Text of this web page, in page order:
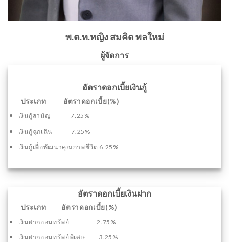
พ.ต.ท.หญิง สมคิด พลใหม่
ผู้จัดการ
อัตราดอกเบี้ยเงินกู้
ประเภท อัตราดอกเบี้ย(%)
เงินกู้สามัญ 7.25%
เงินกู้ฉุกเฉิน 7.25%
เงินกู้เพื่อพัฒนาคุณภาพชีวิต 6.25%
อัตราดอกเบี้ยเงินฝาก
ประเภท อัตราดอกเบี้ย(%)
เงินฝากออมทรัพย์ 2.75%
เงินฝากออมทรัพย์พิเศษ 3.25%